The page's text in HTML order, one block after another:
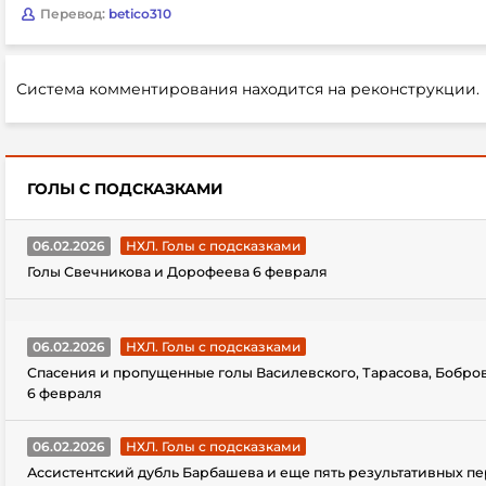
Перевод: betico310
Система комментирования находится на реконструкции.
ГОЛЫ С ПОДСКАЗКАМИ
06.02.2026
НХЛ. Голы с подсказками
Голы Свечникова и Дорофеева 6 февраля
06.02.2026
НХЛ. Голы с подсказками
Спасения и пропущенные голы Василевского, Тарасова,
6 февраля
06.02.2026
НХЛ. Голы с подсказками
Ассистентский дубль Барбашева и еще пять результативных